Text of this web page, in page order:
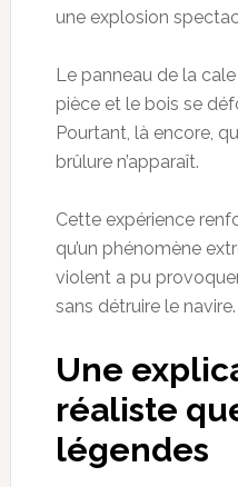
une explosion
Le panneau de la
pièce et le bois se
Pourtant, là encore,
brûlure n’apparaît.
Cette expérience
qu’un phénomène
violent a pu
sans détruire le navire.
Une
réaliste
légendes